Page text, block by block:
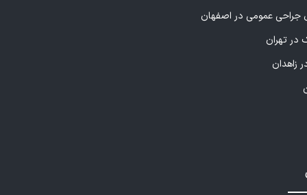
عمومی در اصفهان
در تهران
زاهدان